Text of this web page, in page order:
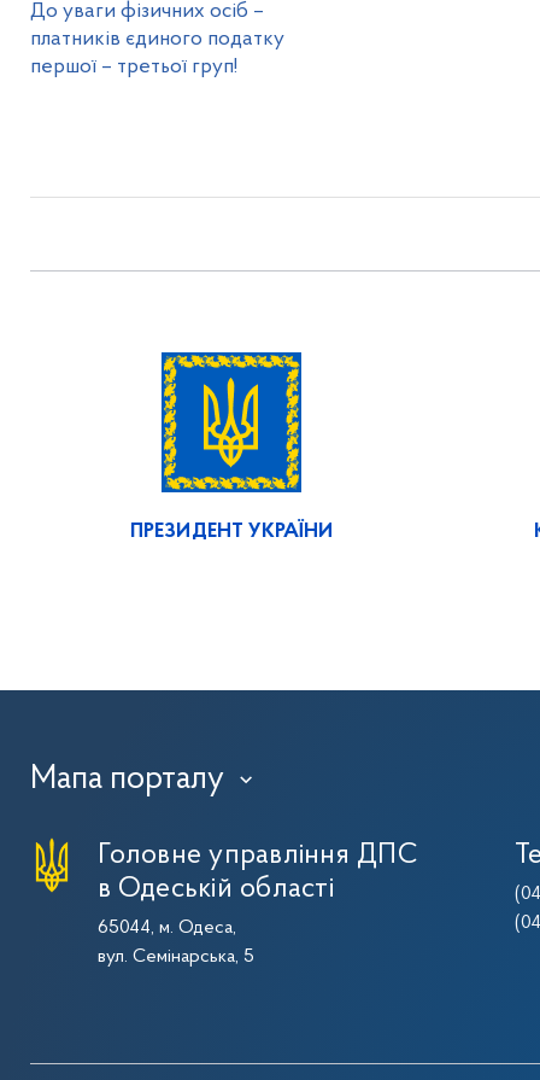
До уваги фізичних осіб –
платників єдиного податку
першої – третьої груп!
ПРЕЗИДЕНТ УКРАЇНИ
Мапа порталу ›
Головне управління ДПС
в Одеській області
65044, м. Одеса,
вул. Семінарська, 5